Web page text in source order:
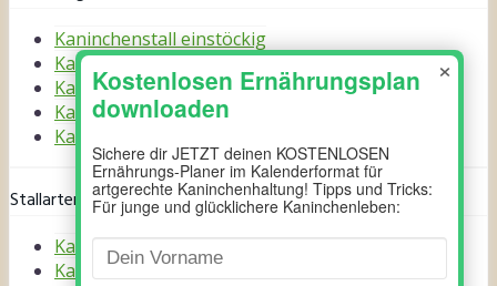
×
Kaninchenstall einstöckig
Kaninchenstall doppelstöckig
Kaninchenstall XXL
Kaninchenstall außen
Kaninchenstall Innen
Stallarten
Kaninchenställe
Kaninchengehege